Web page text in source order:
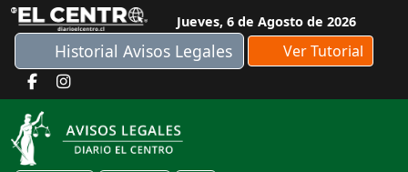
Skip to content
Jueves, 6 de Agosto de 2026
Historial Avisos Legales Ver Tutorial